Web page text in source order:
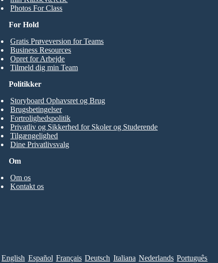
Photos For Class
For Hold
Gratis Prøveversion for Teams
Business Resources
Opret for Arbejde
Tilmeld dig min Team
Om
Om os
Kontakt os
Politikker
Storyboard Ophavsret og Brug
Brugsbetingelser
Fortrolighedspolitik
Privatliv og Sikkerhed for Skoler og Studerende
Tilgængelighed
Dine Privatlivsvalg
English Español Français Deutsch Italiana Nederlands Português